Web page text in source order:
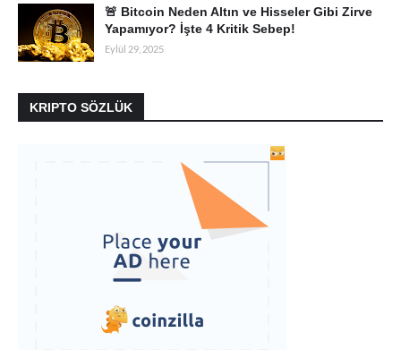
🚨 Bitcoin Neden Altın ve Hisseler Gibi Zirve
Yapamıyor? İşte 4 Kritik Sebep!
Eylül 29, 2025
KRIPTO SÖZLÜK